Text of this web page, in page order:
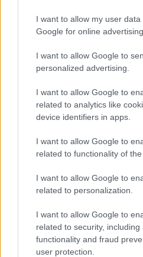
I want to allow my user
Google for online
I want to allow Google to
personalized advertising.
I want to allow Google to
related to analytics like
device identifiers in apps.
I want to allow Google to
related to functionality of
I want to allow Google to
related to personalization.
I want to allow Google to
related to security, including
functionality and fraud
user protection.
A romániai magyar
Magyarország uniós
megjelent Európa
mutatja be.
Bretter Zoltán elmondta:
kívánták e programokra
zenei műsorokat is
Bágyi Balázs és P.
duója is fellép.
Forrás: Vitaltippek